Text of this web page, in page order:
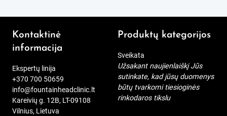
Kontaktinė
informacija
Ekspertų linija
+370 700 50659
info@fountainheadclinic.lt
Kareivių g. 12B, LT-09108
Vilnius, Lietuva
Produktų kategorijos
Sveikata
Užsakant naujienlaiškį Jūs
sutinkate, kad jūsų duomenys
būtų tvarkomi tiesioginės
rinkodaros tikslu